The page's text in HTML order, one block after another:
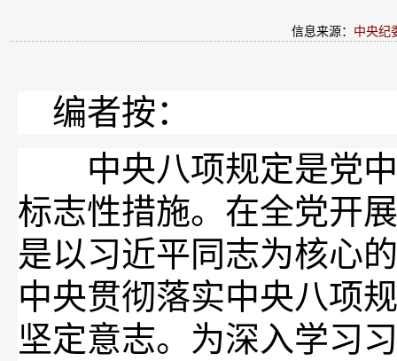
信息来源： 中央纪
编者按：
中央八项规定是党中
标志性措施。在全党开
是以习近平同志为核心
中央贯彻落实中央八项
坚定意志。为深入学习